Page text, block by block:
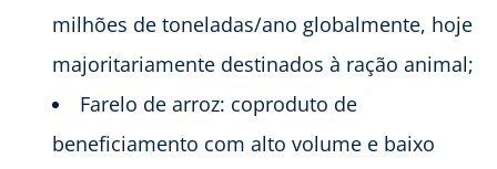
milhões de toneladas/ano globalmente, hoje
majoritariamente destinados à ração animal;
Farelo de arroz: coproduto de
beneficiamento com alto volume e baixo